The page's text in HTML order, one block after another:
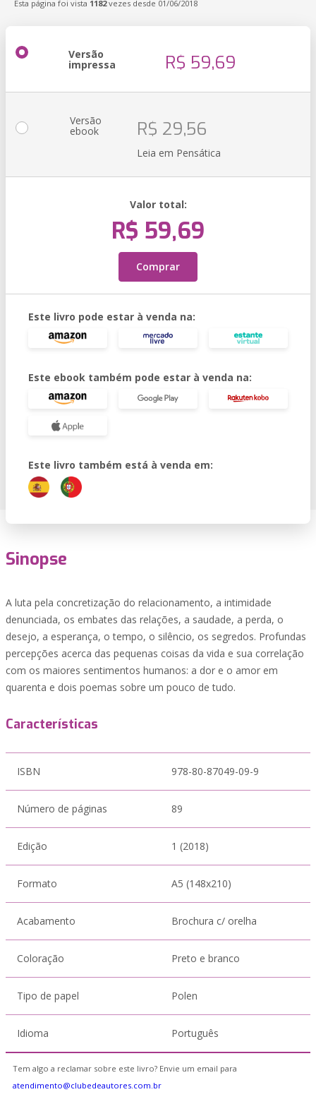
Esta página foi vista 1182vezes desde 01/06/2018
Versão
impressa R$ 59,69
Versão
ebook R$ 29,56
Leia em Pensática
Valor total:
R$ 59,69
Comprar
Este livro pode estar à venda na:
Este ebook também pode estar à venda na:
Este livro também está à venda em:
Sinopse
A luta pela concretização do relacionamento, a intimidade
denunciada, os embates das relações, a saudade, a perda, o
desejo, a esperança, o tempo, o silêncio, os segredos. Profundas
percepções acerca das pequenas coisas da vida e sua correlação
com os maiores sentimentos humanos: a dor e o amor em
quarenta e dois poemas sobre um pouco de tudo.
Características
ISBN 978-80-87049-09-9
Número de páginas 89
Edição 1 (2018)
Formato A5 (148x210)
Acabamento Brochura c/ orelha
Coloração Preto e branco
Tipo de papel Polen
Idioma Português
Tem algo a reclamar sobre este livro? Envie um email para
atendimento@clubedeautores.com.br